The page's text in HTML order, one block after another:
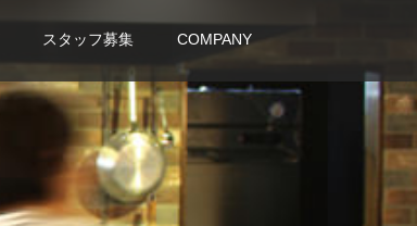
スタッフ募集 COMPANY